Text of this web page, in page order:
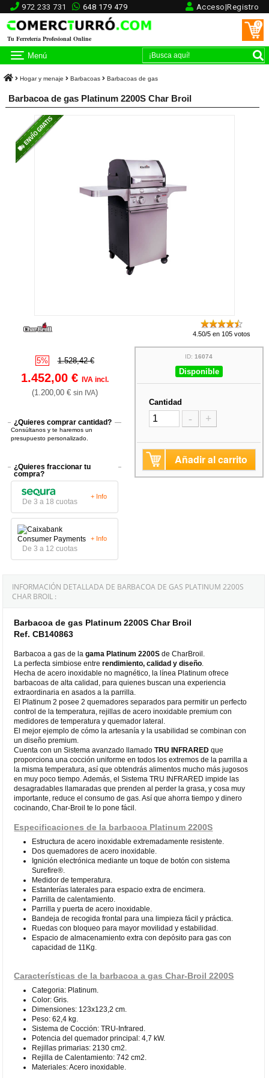
972 233 731 648 179 479 Acceso|Registro
Tu Ferretería Profesional Online
0
Menú
Hogar y menaje Barbacoas Barbacoas de gas
Barbacoa de gas Platinum 2200S Char Broil
4.50/5 en 105 votos
5% 1.528,42 €
1.452,00 € IVA incl.
(1.200,00 € sin IVA)
¿Quieres comprar cantidad?
Consúltanos y te haremos un
presupuesto personalizado.
¿Quieres fraccionar tu
compra?
De 3 a 18 cuotas
+ Info
De 3 a 12 cuotas
+ Info
ID:16074
Disponible
Cantidad
- +
Añadir al carrito
INFORMACIÓN DETALLADA DE BARBACOA DE GAS PLATINUM 2200S
CHAR BROIL :
Barbacoa de gas Platinum 2200S Char Broil
Ref. CB140863
Barbacoa a gas de lagamaPlatinum 2200S de CharBroil.
La perfecta simbiose entrerendimiento, calidad y diseño
Hecha de acero inoxidable no magnético, la línea Platinum ofrece
barbacoas de alta calidad, para quienes buscan una experiencia
extraordinaria en asados a la parrilla.
El Platinum 2 posee 2 quemadores separados para permitir un perfecto
control de la temperatura, rejillas de acero inoxidable premium con
medidores de temperatura y quemador lateral.
El mejor ejemplo de cómo la artesanía y la usabilidad se combinan con
un diseño premium.
Cuenta con un Sistema avanzado llamadoTRU INFRARED que
proporciona una cocción uniforme en todos los extremos de la parrilla a
la misma temperatura, así que obtendrás alimentos mucho más jugosos
en muy poco tiempo. Además, el Sistema TRU INFRARED impide las
desagradables llamaradas que prenden al perder la grasa, y cosa muy
importante, reduce el consumo de gas. Así que ahorra tiempo y dinero
cocinando, Char-Broil te lo pone fácil.
Especificaciones de la barbacoa Platinum 2200S
Estructura de acero inoxidable extremadamente resistente.
Dos quemadores de acero inoxidable.
Ignición electrónica mediante un toque de botón con sistema
Surefire®.
Medidor de temperatura.
Estanterías laterales para espacio extra de encimera.
Parrilla de calentamiento.
Parrilla y puerta de acero inoxidable.
Bandeja de recogida frontal para una limpieza fácil y práctica.
Ruedas con bloqueo para mayor movilidad y estabilidad.
Espacio de almacenamiento extra con depósito para gas con
capacidad de 11Kg.
Características de la barbacoa a gas Char-Broil 2200S
Categoria: Platinum.
Color: Gris.
Dimensiones: 123x123,2 cm.
Peso: 62,4 kg.
Sistema de Cocción: TRU-Infrared.
Potencia del quemador principal: 4,7 kW.
Rejillas primarias: 2130 cm2.
Rejilla de Calentamiento: 742 cm2.
Materiales: Acero inoxidable.